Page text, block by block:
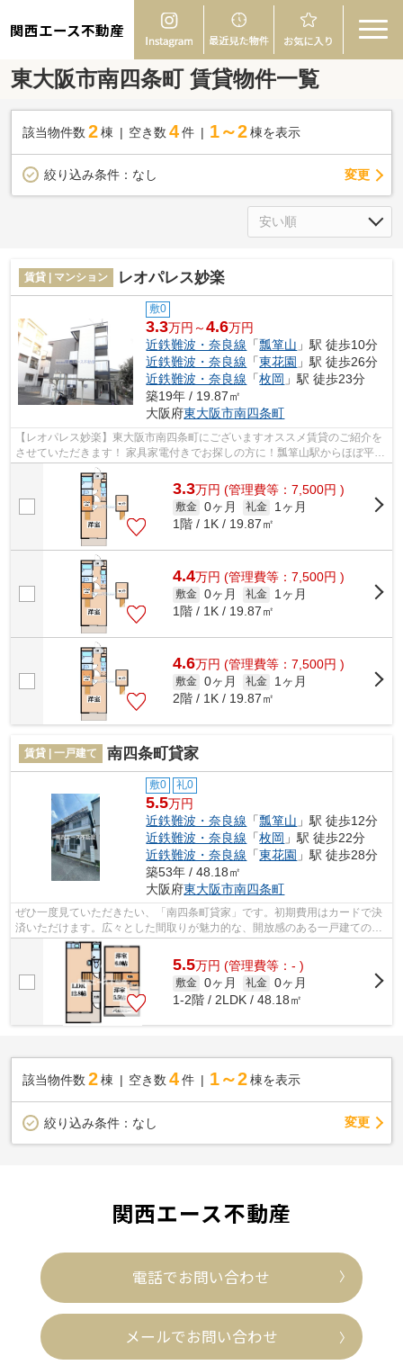
関西エース不動産
東大阪市南四条町 賃貸物件一覧
該当物件数 2棟 空き数 4 件 1～2 棟を表示
絞り込み条件： なし 変更
賃貸 | マンション レオパレス妙楽
敷0
3.3万円～4.6万円
近鉄難波・奈良線 「瓢箪山 」駅 徒歩10分
近鉄難波・奈良線 「東花園 」駅 徒歩26分
近鉄難波・奈良線 「枚岡 」駅 徒歩23分
築19年 / 19.87㎡
大阪府東大阪市南四条町
【レオパレス妙楽】東大阪市南四条町にございますオススメ賃貸のご紹介を
させていただきます！ 家具家電付きでお探しの方に！瓢箪山駅からほぼ平坦
地でアクセス可能のオススメ賃貸で...
3.3万円 (管理費等：7,500円 )
敷金 0ヶ月 礼金
1ヶ月
1階 / 1K / 19.87㎡
4.4万円 (管理費等：7,500円 )
敷金 0ヶ月 礼金
1ヶ月
1階 / 1K / 19.87㎡
4.6万円 (管理費等：7,500円 )
敷金 0ヶ月 礼金
1ヶ月
2階 / 1K / 19.87㎡
賃貸 | 一戸建て 南四条町貸家
敷0 礼0
5.5万円
近鉄難波・奈良線 「瓢箪山 」駅 徒歩12分
近鉄難波・奈良線 「枚岡 」駅 徒歩22分
近鉄難波・奈良線 「東花園 」駅 徒歩28分
築53年 / 48.18㎡
大阪府東大阪市南四条町
ぜひ一度見ていただきたい、「南四条町貸家」です。初期費用はカードで決
済いただけます。広々とした間取りが魅力的な、開放感のある一戸建ての物
件です。2駅利用できる場所にあり、ア...
5.5万円 (管理費等：- )
敷金 0ヶ月 礼金 0ヶ月
1-2階 / 2LDK / 48.18㎡
該当物件数 2棟 空き数 4 件 1～2 棟を表示
絞り込み条件： なし 変更
関西エース不動産
電話でお問い合わせ
メールでお問い合わせ